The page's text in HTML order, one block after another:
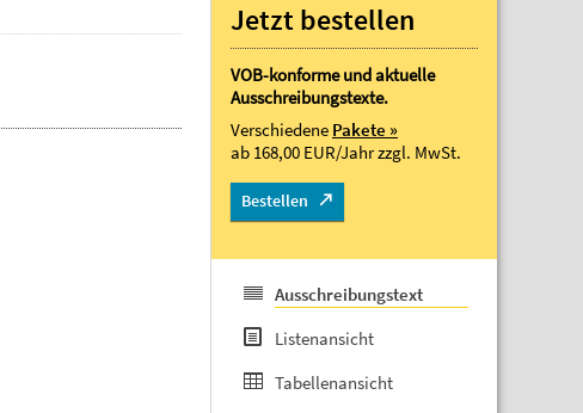
Jetzt bestellen
VOB-konforme und aktuelle
Ausschreibungstexte.
Verschiedene Pakete »
ab 168,00 EUR/Jahrzzgl. MwSt.
Bestellen
Ausschreibungstext
Listenansicht
Tabellenansicht